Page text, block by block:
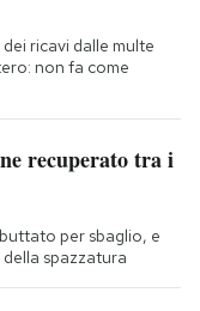
ricavi dalle multe
non fa come
recuperato tra i
per sbaglio, e
spazzatura